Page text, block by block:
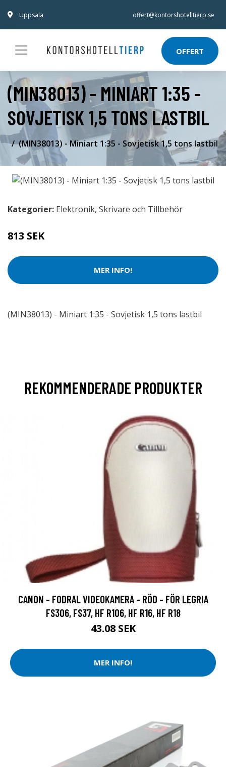
Uppsala offert@kontorshotelltierp.se
OFFERT
(MIN38013) - MINIART 1:35 -
SOVJETISK 1,5 TONS LASTBIL
(MIN38013) - Miniart 1:35 - Sovjetisk 1,5 tons lastbil
Kategorier: Elektronik, Skrivare och Tillbehör
813 SEK
MER INFO!
(MIN38013) - Miniart 1:35 - Sovjetisk 1,5 tons lastbil
REKOMMENDERADE PRODUKTER
CANON - FODRAL VIDEOKAMERA - RÖD - FÖR LEGRIA
FS306, FS37, HF R106, HF R16, HF R18
43.08 SEK
MER INFO!